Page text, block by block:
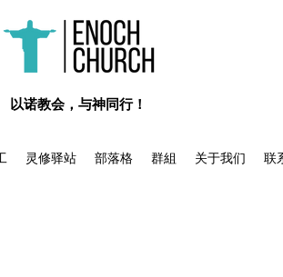
​以诺教会，与神同行！
灵修驿站 部落格 群組 关于我们 联